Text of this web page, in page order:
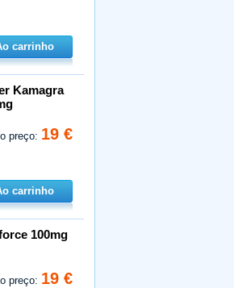
carrinho
Kamagra
preço: 19 €
carrinho
100mg
preço: 19 €